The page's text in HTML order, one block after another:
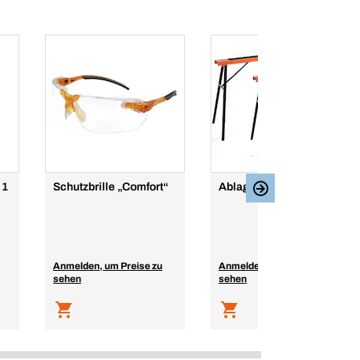
Schutzbrille „Comfort“
Anmelden, um Preise zu
sehen
Ablagebock, klappbar
Anmelden, um Preise zu
sehen